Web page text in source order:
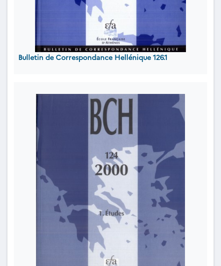
Bulletin de Correspondance Hellénique 126.1